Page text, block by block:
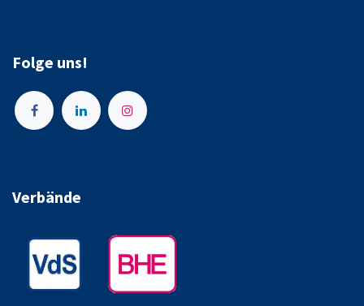
Folge uns!
Verbände